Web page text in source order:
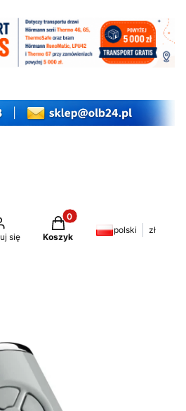
się
Produkty w koszyku: 0.
Koszyk
polski zł